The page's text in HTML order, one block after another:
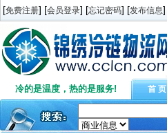
[免费注册] [会员登录] [忘记密码] [发布信息]
冷的是温度，热的是服务! 首 页